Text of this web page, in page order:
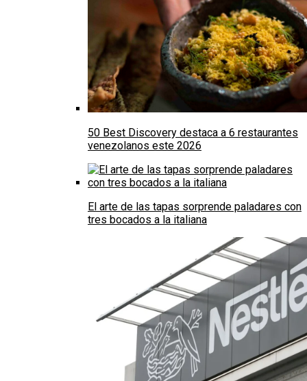
50 Best Discovery destaca a 6 restaurantes
venezolanos este 2026
El arte de las tapas sorprende paladares con
tres bocados a la italiana